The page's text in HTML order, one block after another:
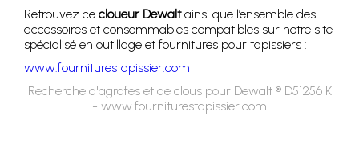
Retrouvez ce cloueur Dewaltainsi que l’ensemble des
accessoires et consommables compatibles sur notre site
spécialisé en outillage et fournitures pour tapissiers :
www.fourniturestapissier.com
Recherche d'agrafes et de clous pour Dewalt ® D51256 K
- www.fourniturestapissier.com